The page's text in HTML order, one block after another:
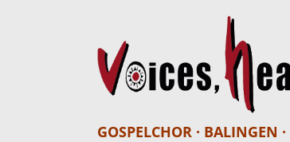
GOSPELCHOR · BALINGEN ·